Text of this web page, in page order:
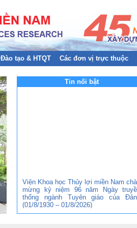
Đào tạo & HTQT Các đơn vị trực thuộc
Tin nổi bật
Viện Khoa học Thủy lợi miền Nam chào
mừng kỷ niệm 96 năm Ngày
thống ngành Tuyên giáo của
(01/8/1930 – 01/8/2026)
Đảng bộ Viện Khoa học Thủy lợi